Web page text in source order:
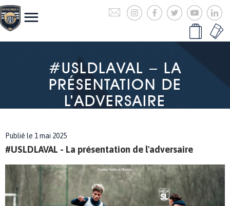
#USLDLAVAL – LA
PRÉSENTATION DE
L’ADVERSAIRE
Publié le 1 mai 2025
#USLDLAVAL - La présentation de l'adversaire